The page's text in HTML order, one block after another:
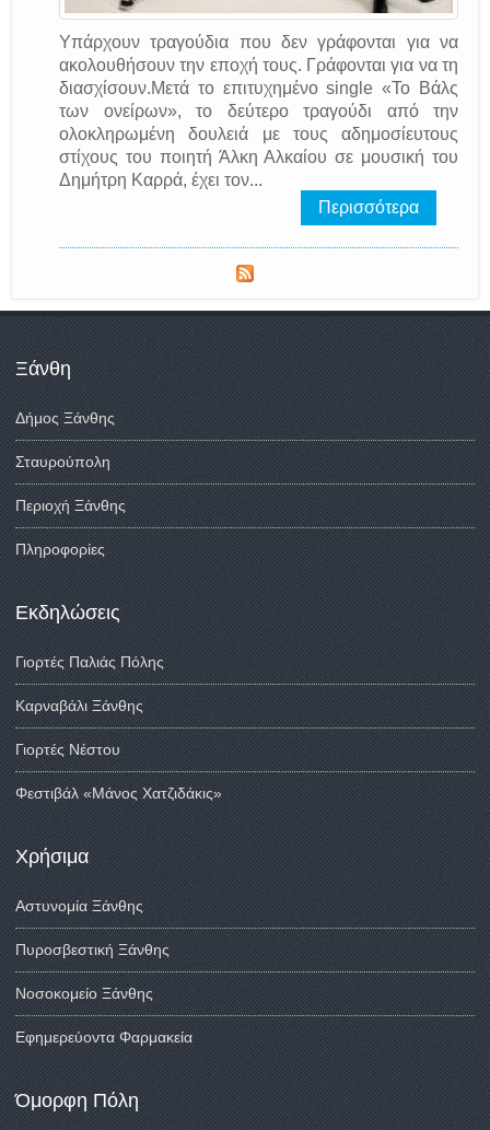
Υπάρχουν τραγούδια που δεν γράφονται για να
ακολουθήσουν την εποχή τους. Γράφονται για να τη
διασχίσουν.Μετά το επιτυχημένο single «Το Βάλς
των ονείρων», το δεύτερο τραγούδι από την
ολοκληρωμένη δουλειά με τους αδημοσίευτους
στίχους του ποιητή Άλκη Αλκαίου σε μουσική του
Δημήτρη Καρρά, έχει τον...
Περισσότερα
Ξάνθη
Δήμος Ξάνθης
Σταυρούπολη
Περιοχή Ξάνθης
Πληροφορίες
Εκδηλώσεις
Γιορτές Παλιάς Πόλης
Καρναβάλι Ξάνθης
Γιορτές Νέστου
Φεστιβάλ «Μάνος Χατζιδάκις»
Χρήσιμα
Αστυνομία Ξάνθης
Πυροσβεστική Ξάνθης
Νοσοκομείο Ξάνθης
Εφημερεύοντα Φαρμακεία
Όμορφη Πόλη